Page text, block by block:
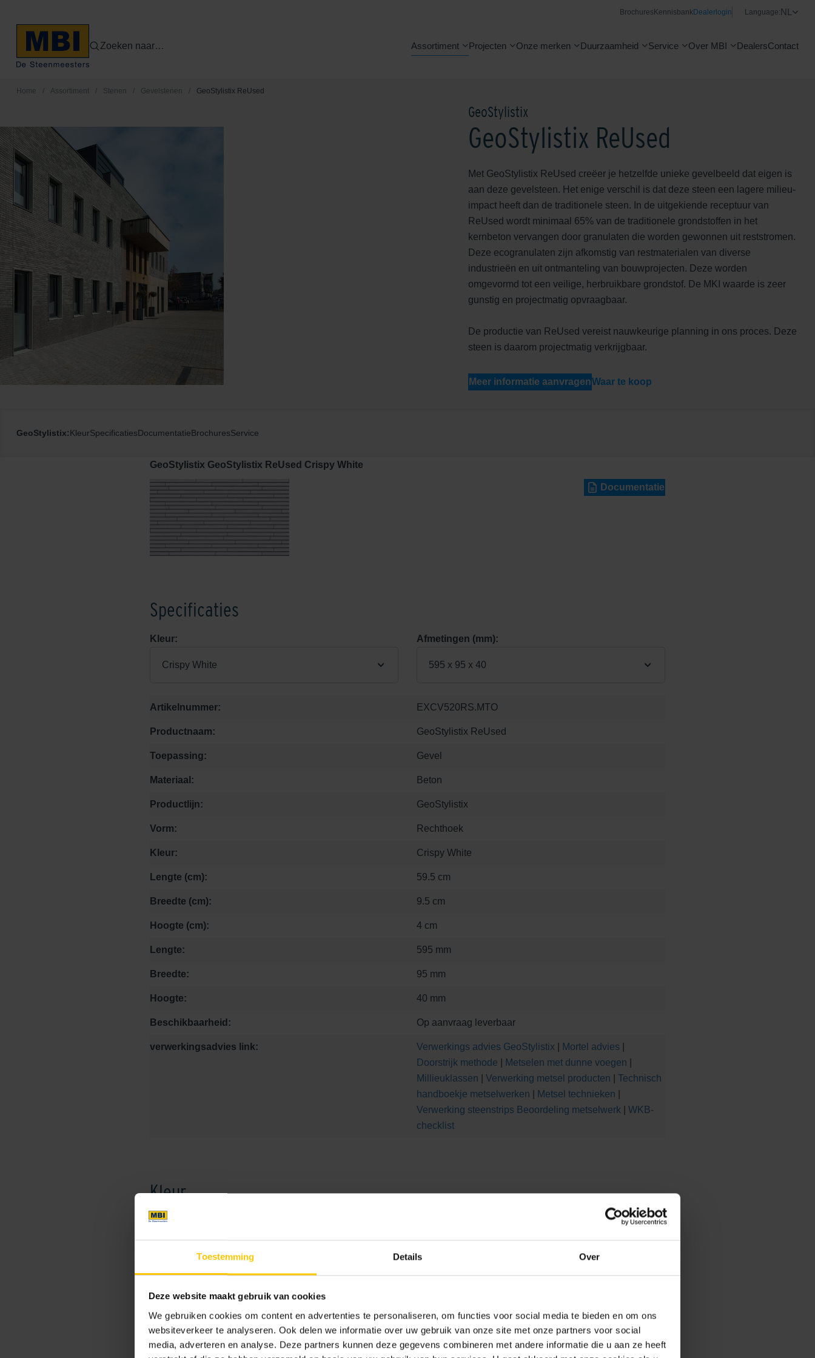
Toestemming Details Over
Deze website maakt gebruik van cookies
We gebruiken cookies om content en advertenties te personaliseren, om functies voor social media te bieden en om ons
websiteverkeer te analyseren. Ook delen we informatie over uw gebruik van onze site met onze partners voor social
media, adverteren en analyse. Deze partners kunnen deze gegevens combineren met andere informatie die u aan ze heeft
Brochures KennisbankDealerlogin Language:NL
Zoeken naar… Assortiment Projecten Onze merken Duurzaamheid Service Over MBI DealersContact
Home / Assortiment / Stenen / Gevelstenen / GeoStylistix ReUsed
GeoStylistix
GeoStylistix ReUsed
Met GeoStylistix ReUsed creëer je hetzelfde unieke gevelbeeld dat eigen is
aan deze gevelsteen. Het enige verschil is dat deze steen een lagere milieu-
impact heeft dan de traditionele steen. In de uitgekiende receptuur van
ReUsed wordt minimaal 65% van de traditionele grondstoffen in het
kernbeton vervangen door granulaten die worden gewonnen uit reststromen.
Deze ecogranulaten zijn afkomstig van restmaterialen van diverse
industrieën en uit ontmanteling van bouwprojecten. Deze worden
omgevormd tot een veilige, herbruikbare grondstof. De MKI waarde is zeer
gunstig en projectmatig opvraagbaar.
De productie van ReUsed vereist nauwkeurige planning in ons proces. Deze
steen is daarom projectmatig verkrijgbaar.
Meer informatie aanvragenWaar te koop
GeoStylistix:KleurSpecificatiesDocumentatieBrochuresService
GeoStylistix GeoStylistix ReUsed Crispy White
Documentatie
Specificaties
Kleur:
Crispy White
Afmetingen (mm):
595 x 95 x 40
Artikelnummer: EXCV520RS.MTO
Productnaam: GeoStylistix ReUsed
Toepassing: Gevel
Materiaal: Beton
Productlijn: GeoStylistix
Vorm: Rechthoek
Kleur: Crispy White
Lengte (cm): 59.5 cm
Breedte (cm): 9.5 cm
Hoogte (cm): 4 cm
Lengte: 595 mm
Breedte: 95 mm
Hoogte: 40 mm
Beschikbaarheid: Op aanvraag leverbaar
verwerkingsadvies link: Verwerkings advies GeoStylistix Mortel advies
Doorstrijk methode
Metselen met dunne voegen
Millieuklassen
Verwerking metsel producten
Technisch
handboekje metselwerken
Metsel technieken
Verwerking steenstrips Beoordeling metselwerk
WKB-
checklist
Kleur
Exclusieve kleuren
Antarctic Grey Army Green Autumn Brown Balmoral Grey/White Birmingham Greyblue